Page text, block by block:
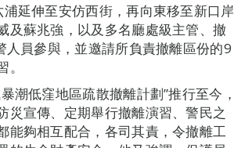
延伸至安仿西街，再向東移至新口岸
及蘇兆強，以及多名廳處級主管、撤
員參與，並邀請所負責撤離區份的9
潮低窪地區疏散撤離計劃”推行至今，
災宣傳、定期舉行撤離演習、警民之
能夠相互配合，各司其責，令撤離工